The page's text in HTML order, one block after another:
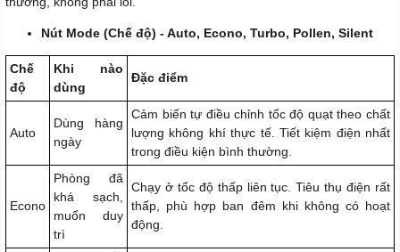
Nút Mode (Chế độ) - Auto, Econo, Turbo, Pollen, Silent
Chế
độ
Khi nào
dùng
Đặc điểm
Auto
Dùng hàng
ngày
Cảm biến tự điều chỉnh tốc độ quạt theo chất
lượng không khí thực tế. Tiết kiệm điện nhất
trong điều kiện bình thường.
Econo
Phòng đã
khá sạch,
muốn duy
trì
Chạy ở tốc độ thấp liên tục. Tiêu thụ điện rất
thấp, phù hợp ban đêm khi không có hoạt
động.